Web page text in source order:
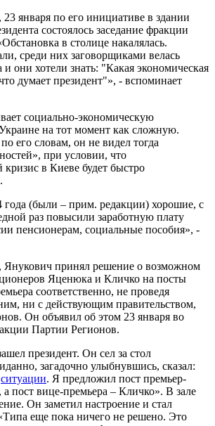
января по его инициативе в здании
состоялось заседание фракции
в столице накалялась.
среди них заговорщиками велась
и они хотели знать: "Какая экономическая
думает президент"», - вспоминает
социально-экономическую
на тот момент как сложную.
его словам, он не видел тогда
при условии, что
кризис в Киеве будет быстро
года (были – прим. редакции) хорошие, с
раз повысили заработную плату
пенсионерам, социальные пособия», -
Янукович принял решение о возможном
Яценюка и Кличко на посты
соответственно, не проведя
ни с действующим правительством,
Он объявил об этом 23 января во
Партии Регионов.
президент. Он сел за стол
загадочно улыбнувшись, сказал:
ситуации. Я предложил пост премьер-
пост вице-премьера – Кличко». В зале
Он заметил настроение и стал
еще пока ничего не решено. Это